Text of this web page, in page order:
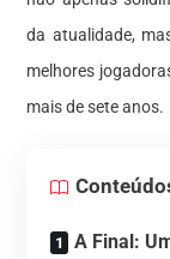
da atualidade,
melhores
mais de sete anos.
A Final: